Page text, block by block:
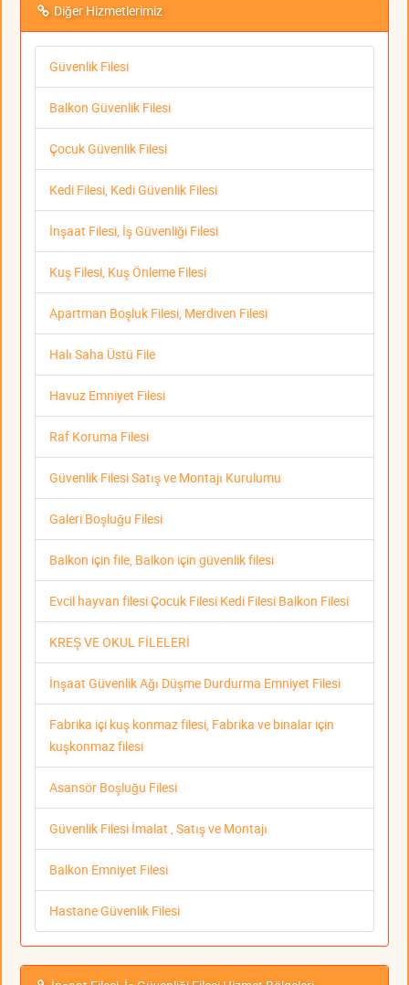
Diğer Hizmetlerimiz
Güvenlik Filesi
Balkon Güvenlik Filesi
Çocuk Güvenlik Filesi
Kedi Filesi, Kedi Güvenlik Filesi
İnşaat Filesi, İş Güvenliği Filesi
Kuş Filesi, Kuş Önleme Filesi
Apartman Boşluk Filesi, Merdiven Filesi
Halı Saha Üstü File
Havuz Emniyet Filesi
Raf Koruma Filesi
Güvenlik Filesi Satış ve Montajı Kurulumu
Galeri Boşluğu Filesi
Balkon için file, Balkon için güvenlik filesi
Evcil hayvan filesi Çocuk Filesi Kedi Filesi Balkon Filesi
KREŞ VE OKUL FİLELERİ
İnşaat Güvenlik Ağı Düşme Durdurma Emniyet Filesi
Fabrika içi kuş konmaz filesi, Fabrika ve binalar için
kuşkonmaz filesi
Asansör Boşluğu Filesi
Güvenlik Filesi İmalat , Satış ve Montajı
Balkon Emniyet Filesi
Hastane Güvenlik Filesi